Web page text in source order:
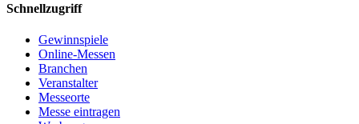
Schnellzugriff
Gewinnspiele
Online-Messen
Branchen
Veranstalter
Messeorte
Messe eintragen